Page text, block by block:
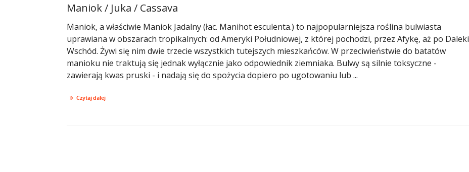
Maniok / Juka / Cassava
Maniok, a właściwie Maniok Jadalny (łac. Manihot esculenta.) to najpopularniejsza roślina bulwiasta
uprawiana w obszarach tropikalnych: od Ameryki Południowej, z której pochodzi, przez Afykę, aż po Daleki
Wschód. Żywi się nim dwie trzecie wszystkich tutejszych mieszkańców. W przeciwieństwie do batatów
manioku nie traktują się jednak wyłącznie jako odpowiednik ziemniaka. Bulwy są silnie toksyczne -
zawierają kwas pruski - i nadają się do spożycia dopiero po ugotowaniu lub ...
Czytaj dalej